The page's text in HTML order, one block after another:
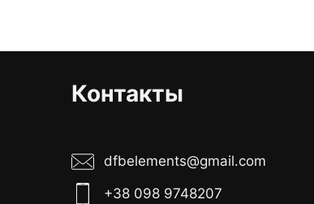
Контакты
dfbelements@gmail.com
+38 098 9748207